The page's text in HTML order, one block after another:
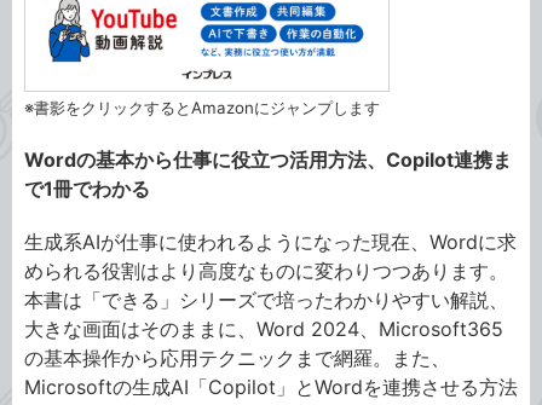
※書影をクリックするとAmazonにジャンプします
Wordの基本から仕事に役立つ活用方法、Copilot連携ま
で1冊でわかる
生成系AIが仕事に使われるようになった現在、Wordに求
められる役割はより高度なものに変わりつつあります。
本書は「できる」シリーズで培ったわかりやすい解説、
大きな画面はそのままに、Word 2024、Microsoft365
の基本操作から応用テクニックまで網羅。また、
Microsoftの生成AI「Copilot」とWordを連携させる方法